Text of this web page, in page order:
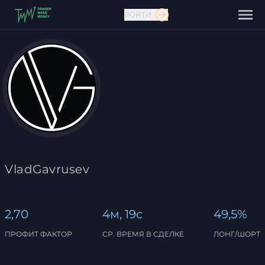
Связаться с нами
ВОЙТИ
VladGavrusev
2,70
ПРОФИТ ФАКТОР
4м, 19с
СР. ВРЕМЯ В СДЕЛКЕ
49,5%
ЛОНГ/ШОРТ